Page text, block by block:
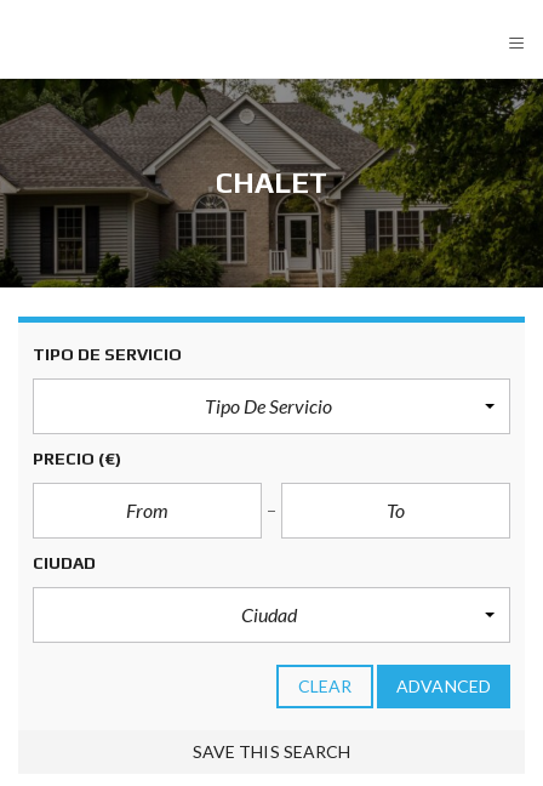
≡
CHALET
TIPO DE SERVICIO
Tipo De Servicio
PRECIO (€)
CIUDAD
Ciudad
CLEAR ADVANCED
SAVE THIS SEARCH